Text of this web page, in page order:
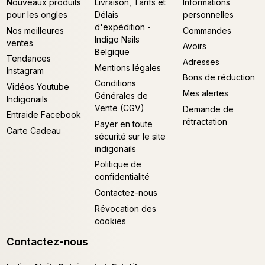
Nouveaux produits
pour les ongles
Nos meilleures
ventes
Tendances
Instagram
Vidéos Youtube
Indigonails
Entraide Facebook
Carte Cadeau
Livraison, Tarifs et
Délais
d'expédition -
Indigo Nails
Belgique
Mentions légales
Conditions
Générales de
Vente (CGV)
Payer en toute
sécurité sur le site
indigonails
Politique de
confidentialité
Contactez-nous
Révocation des
cookies
Informations
personnelles
Commandes
Avoirs
Adresses
Bons de réduction
Mes alertes
Demande de
rétractation
Contactez-nous